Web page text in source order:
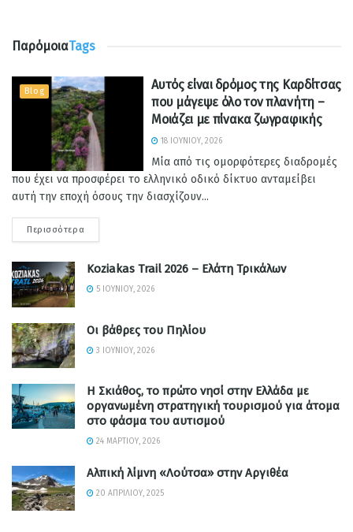
ΠαρόμοιαTags
Blog
Αυτός είναι δρόμος της Καρδίτσας
που μάγεψε όλο τον πλανήτη –
Μοιάζει με πίνακα ζωγραφικής
18 ΙΟΥΝΊΟΥ, 2026
Μία από τις ομορφότερες διαδρομές
που έχει να προσφέρει το ελληνικό οδικό δίκτυο ανταμείβει
αυτή την εποχή όσους την διασχίζουν...
Περισσότερα
Koziakas Trail 2026 – Ελάτη Τρικάλων
5 ΙΟΥΝΊΟΥ, 2026
Οι βάθρες του Πηλίου
3 ΙΟΥΝΊΟΥ, 2026
Η Σκιάθος, το πρώτο νησί στην Ελλάδα με
οργανωμένη στρατηγική τουρισμού για άτομα
στο φάσμα του αυτισμού
24 ΜΑΡΤΊΟΥ, 2026
Αλπική λίμνη «Λούτσα» στην Αργιθέα
20 ΑΠΡΙΛΊΟΥ, 2025